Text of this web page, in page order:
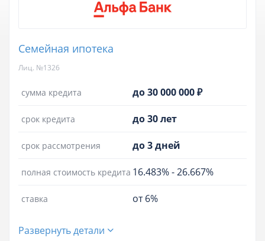
Семейная ипотека
Лиц. №1326
сумма кредита до 30 000 000 ₽
срок кредита до 30 лет
срок рассмотрения до 3 дней
полная стоимость кредита 16.483%-26.667%
ставка от 6%
Развернуть детали